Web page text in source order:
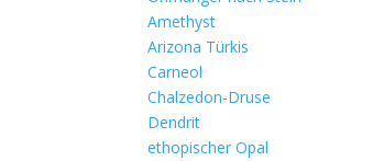
Amethyst
Arizona Türkis
Carneol
Chalzedon-Druse
Dendrit
ethopischer Opal